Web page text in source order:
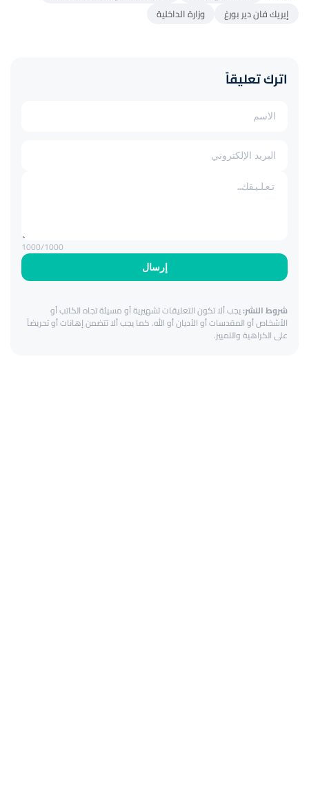
إيريك فان دير بورغ
وزارة الداخلية
اترك تعليقاً
إرسال
1000/1000
شروط النشر:يجب ألا تكون التعليقات تشهيرية أو مسيئة تجاه الكاتب أو
الأشخاص أو المقدسات أو الأديان أو الله. كما يجب ألا تتضمن إهانات أو تحريضاً
على الكراهية والتمييز.